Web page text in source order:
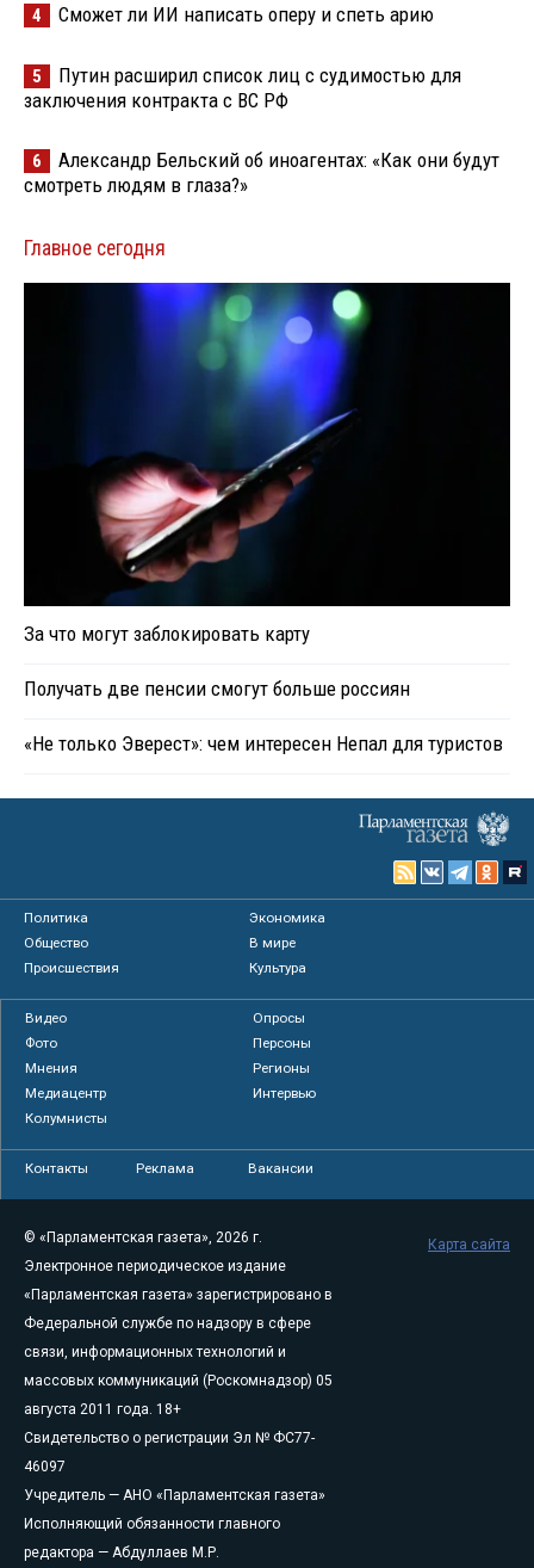
4 Сможет ли ИИ написать оперу и спеть арию
5
Путин расширил список лиц с судимостью для
заключения контракта с ВС РФ
6
Александр Бельский об иноагентах: «Как они будут
смотреть людям в глаза?»
Главное сегодня
За что могут заблокировать карту
Получать две пенсии смогут больше россиян
«Не только Эверест»: чем интересен Непал для туристов
Политика
Экономика
Общество
В мире
Происшествия
Культура
Видео
Опросы
Фото
Персоны
Мнения
Регионы
Медиацентр
Интервью
Колумнисты
Контакты Реклама Вакансии
© «Парламентская газета», 2026 г.
Электронное периодическое издание
«Парламентская газета» зарегистрировано в
Федеральной службе по надзору в сфере
связи, информационных технологий и
массовых коммуникаций (Роскомнадзор) 05
августа 2011 года. 18+
Свидетельство о регистрации Эл № ФС77-
46097
Учредитель — АНО «Парламентская газета»
Исполняющий обязанности главного
редактора — Абдуллаев М.Р.
Карта сайта